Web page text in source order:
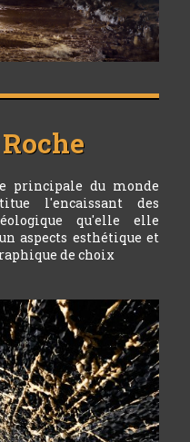
Roche
principale du monde
l'encaissant des
qu'elle elle
aspects esthétique et
de choix